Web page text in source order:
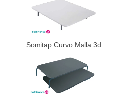
Somitap Curvo Malla 3d